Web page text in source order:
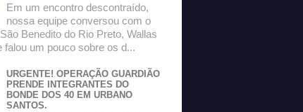
Em um encontro descontraído,
nossa equipe conversou com o
Benedito do Rio Preto, Wallas
falou um pouco sobre os d...
URGENTE! OPERAÇÃO GUARDIÃO
PRENDE INTEGRANTES DO
BONDE DOS 40 EM URBANO
SANTOS.